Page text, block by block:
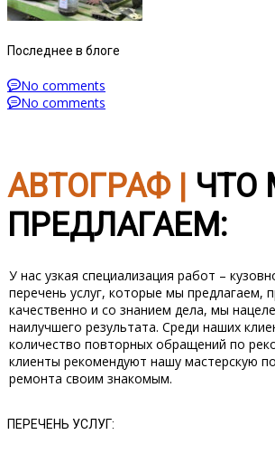
Последнее в блоге
No comments
No comments
АВТОГРАФ |
ЧТО
ПРЕДЛАГАЕМ:
У нас узкая специализация работ –
перечень услуг, которые мы предлагаем,
качественно и со знанием дела, мы
наилучшего результата. Среди наших
количество повторных обращений по
клиенты рекомендуют нашу мастерскую
ремонта своим знакомым.
ПЕРЕЧЕНЬ УСЛУГ: